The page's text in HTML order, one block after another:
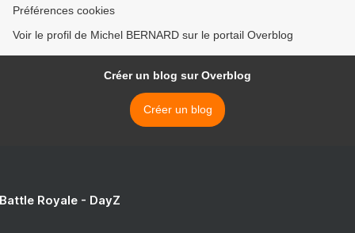
Préférences cookies
Voir le profil de Michel BERNARD sur le portail Overblog
Créer un blog sur Overblog
Créer un blog
Royale - DayZ